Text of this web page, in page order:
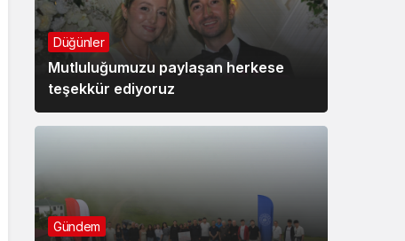
Düğünler
Mutluluğumuzu paylaşan herkese
teşekkür ediyoruz
Gündem